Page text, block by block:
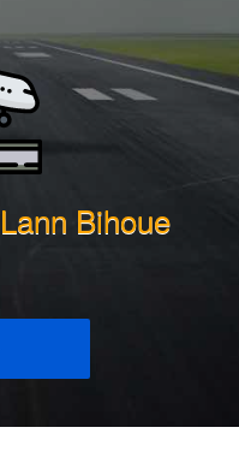
Bihoue